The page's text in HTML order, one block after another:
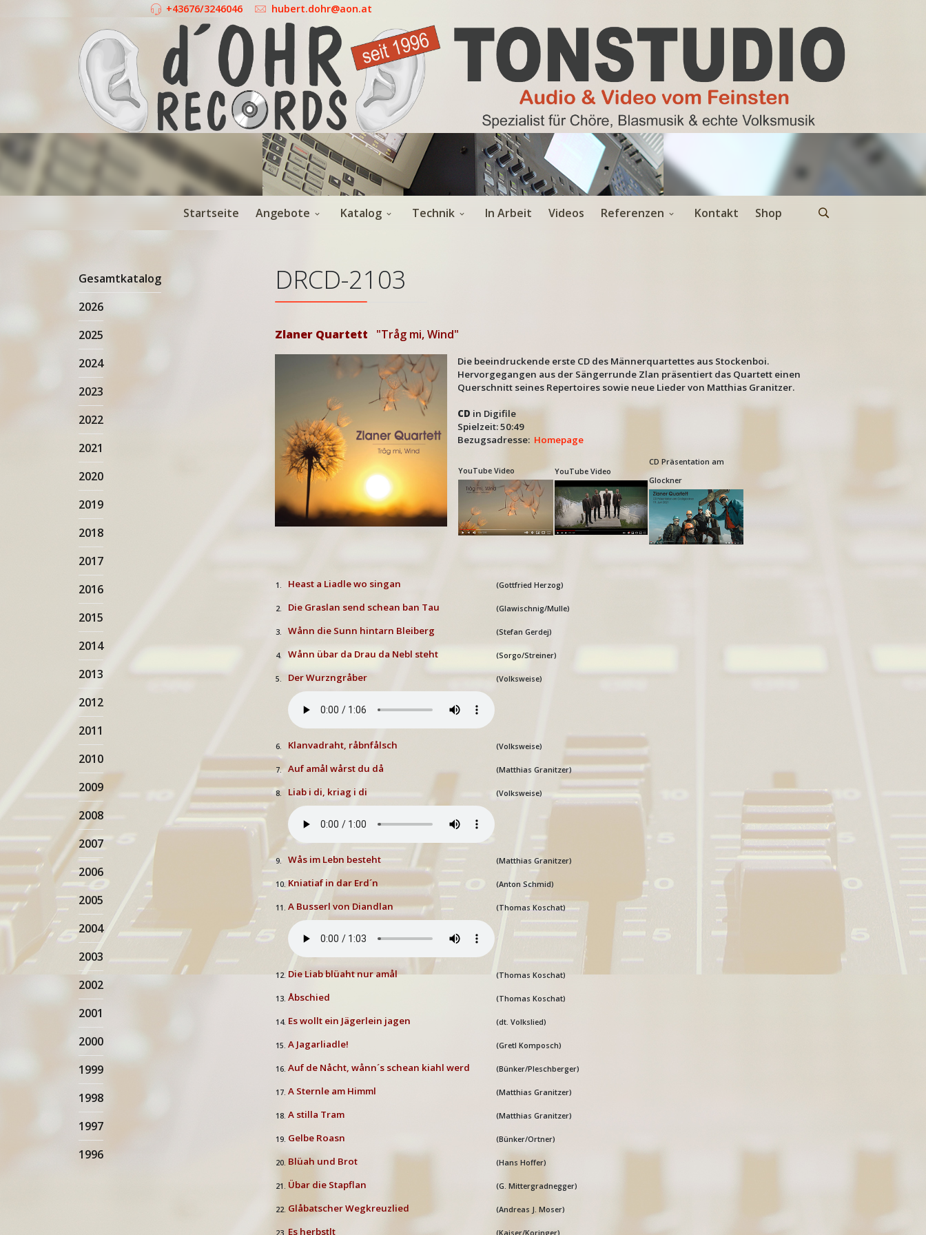
+43676/3246046 hubert.dohr@aon.at
Startseite Angebote Katalog Technik In Arbeit Videos Referenzen Kontakt Shop
Gesamtkatalog
2026
2025
2024
2023
2022
2021
2020
2019
2018
2017
2016
2015
2014
2013
2012
2011
2010
2009
2008
2007
2006
2005
2004
2003
2002
2001
2000
1999
1998
1997
1996
DRCD-2103
Zlaner Quartett "Tråg mi, Wind"
Die beeindruckende erste CD des Männerquartettes aus Stockenboi.
Hervorgegangen aus der Sängerrunde Zlan präsentiert das Quartett einen
Querschnitt seines Repertoires sowie neue Lieder von Matthias Granitzer.
CD in Digifile
Spielzeit: 50:49
Bezugsadresse: Homepage
YouTube Video YouTube Video
CD Präsentation am
Glockner
1. Heast a Liadle wo singan (Gottfried Herzog)
2. Die Graslan send schean ban Tau (Glawischnig/Mulle)
3. Wånn die Sunn hintarn Bleiberg (Stefan Gerdej)
4. Wånn übar da Drau da Nebl steht (Sorgo/Streiner)
5. Der Wurzngråber (Volksweise)
6. Klanvadraht, råbnfålsch (Volksweise)
7. Auf amål wårst du då (Matthias Granitzer)
8. Liab i di, kriag i di (Volksweise)
9. Wås im Lebn besteht (Matthias Granitzer)
10. Kniatiaf in dar Erd´n (Anton Schmid)
11. A Busserl von Diandlan (Thomas Koschat)
12. Die Liab blüaht nur amål (Thomas Koschat)
13. Åbschied (Thomas Koschat)
14. Es wollt ein Jägerlein jagen (dt. Volkslied)
15. A Jagarliadle! (Gretl Komposch)
16. Auf de Nåcht, wånn´s schean kiahl werd (Bünker/Pleschberger)
17. A Sternle am Himml (Matthias Granitzer)
18. A stilla Tram (Matthias Granitzer)
19. Gelbe Roasn (Bünker/Ortner)
20. Blüah und Brot (Hans Hoffer)
21. Übar die Stapflan (G. Mittergradnegger)
22. Glåbatscher Wegkreuzlied (Andreas J. Moser)
Es herbstlt